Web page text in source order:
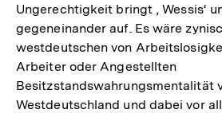
Ungerechtigkeit bringt , Wessis‘
gegeneinander auf. Es wäre
westdeutschen von
Arbeiter oder Angestellten
Besitzstandswahrungsmentalität
Westdeutschland und dabei vor